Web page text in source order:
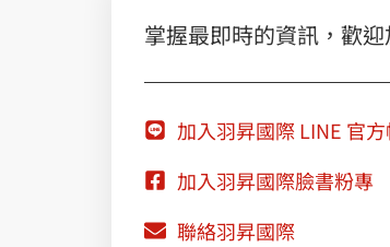
掌握最即時的資訊，歡
加入羽昇國際 LINE 官
加入羽昇國際臉書粉專
聯絡羽昇國際